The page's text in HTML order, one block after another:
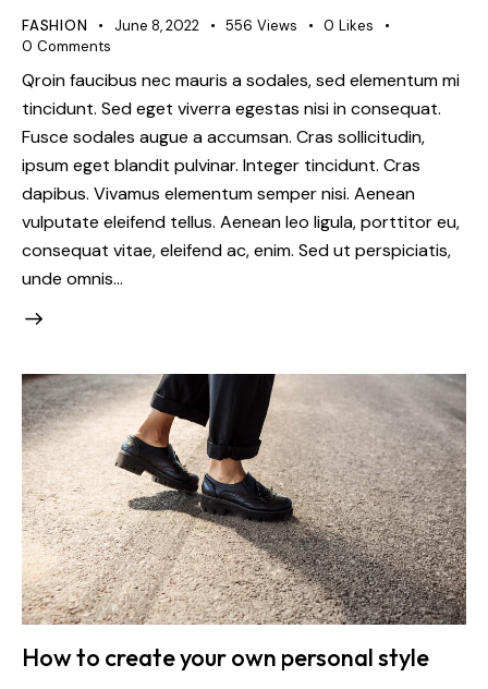
FASHION June 8, 2022 556 Views 0 Likes
0 Comments
Qroin faucibus nec mauris a sodales, sed elementum mi
tincidunt. Sed eget viverra egestas nisi in consequat.
Fusce sodales augue a accumsan. Cras sollicitudin,
ipsum eget blandit pulvinar. Integer tincidunt. Cras
dapibus. Vivamus elementum semper nisi. Aenean
vulputate eleifend tellus. Aenean leo ligula, porttitor eu,
consequat vitae, eleifend ac, enim. Sed ut perspiciatis,
unde omnis…
How to create your own personal style